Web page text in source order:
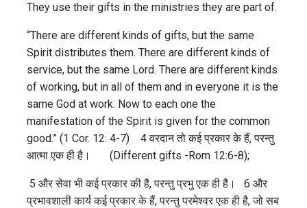
They use their gifts in the ministries they are part of.
“There are different kinds of gifts, but the same
Spirit distributes them. There are different kinds of
service, but the same Lord. There are different kinds
of working, but in all of them and in everyone it is the
same God at work. Now to each one the
manifestation of the Spirit is given for the common
good.” (1 Cor. 12: 4-7) 4 वरदान तो कई प्रकार के हैं, परन्तु
आत्मा एक ही है। (Different gifts -Rom 12:6-8);
5 और सेवा भी कई प्रकार की है, परन्तु प्रभु एक ही है। 6 और
प्रभावशाली कार्य कई प्रकार के हैं, परन्तु परमेश्वर एक ही है, जो सब